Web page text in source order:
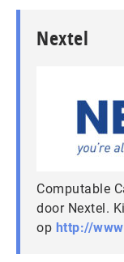
Nextel
Computable
door Nextel.
op http://